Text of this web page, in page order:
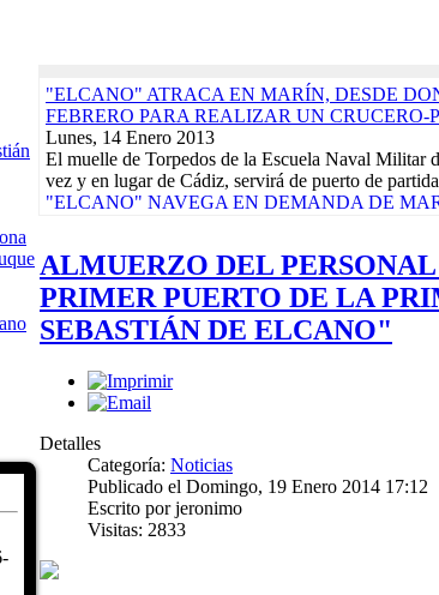
"ELCANO" ATRACA EN MARÍN, DESDE
FEBRERO PARA REALIZAR UN CRUCERO-
Lunes, 14 Enero 2013
El muelle de Torpedos de la Escuela Naval Militar
vez y en lugar de Cádiz, servirá de puerto de
"ELCANO" NAVEGA EN DEMANDA DE
El buque-escuela de la Armada Española, "Juan
día 9 de su base del Arsenal de La Carraca, en San
Actividades de la Asociación. Jornadas Cívico-
Martes, 10 Enero 2012
DAMNIFICADOS TERREMOTOS DE LORCA
CALENDARIO DE ACTIVIDADES DURANTE
Biografía Juan Sebastián de Elcano
Juan Sebastián de Elcano nació en Guetaria, en la
hacia 1476. De profesión comerciante, participó en
Características del Buque
Sábado, 04 Diciembre 2010
buque. DATOS HISTÓRICOS. ASTILLEROS:
ALMUERZO DEL
PRIMER PUERTO DE LA
SEBASTIÁN DE ELCANO"
Detalles
Categoría: Noticias
Publicado el Domingo, 19 Enero 2014 17:12
Escrito por jeronimo
Visitas: 2833